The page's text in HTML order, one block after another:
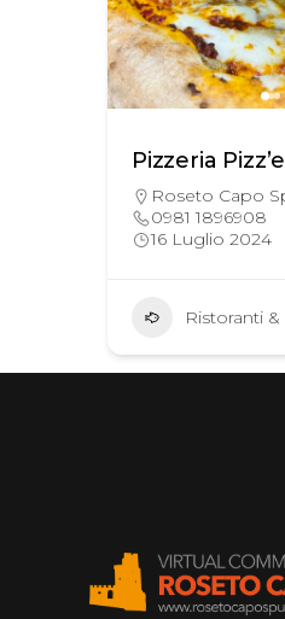
Pizzeria
Roseto Capo
0981 1896908
16 Luglio 2024
Ristoranti &